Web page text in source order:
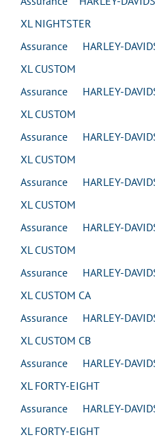
XL NIGHTSTER
Assurance HARLEY-
XL CUSTOM
Assurance HARLEY-
XL CUSTOM
Assurance HARLEY-
XL CUSTOM
Assurance HARLEY-
XL CUSTOM
Assurance HARLEY-
XL CUSTOM
Assurance HARLEY-
XL CUSTOM CA
Assurance HARLEY-
XL CUSTOM CB
Assurance HARLEY-
XL FORTY-EIGHT
Assurance HARLEY-
XL FORTY-EIGHT